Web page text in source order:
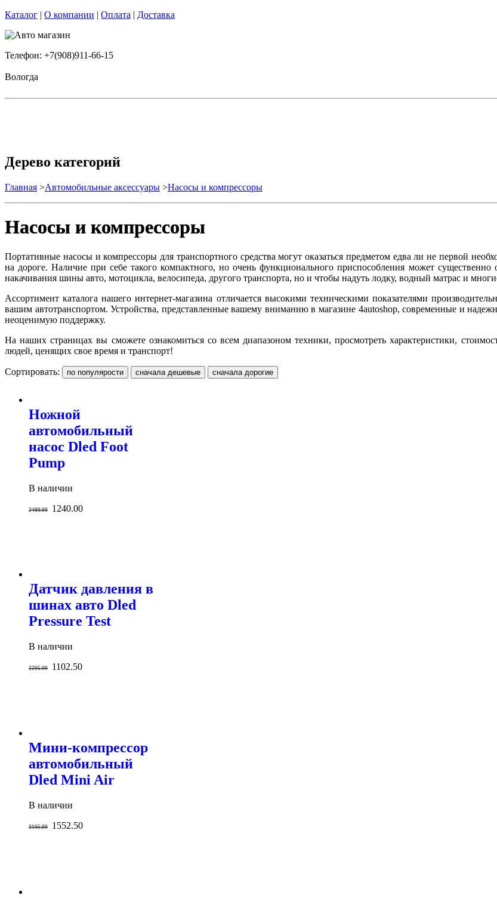
Каталог | О компании | Оплата | Доставка
Телефон: +7(908)911-66-15
Вологда
Дерево категорий
Главная >Автомобильные аксессуары >Насосы и компрессоры
Насосы и компрессоры
Портативные насосы и компрессоры для транспортного средства могут оказаться предметом едва ли не первой
на дороге. Наличие при себе такого компактного, но очень функционального приспособления может существенно
накачивания шины авто, мотоцикла, велосипеда, другого транспорта, но и чтобы надуть лодку, водный матрас и
Ассортимент каталога нашего интернет-магазина отличается высокими техническими показателями
вашим автотранспортом. Устройства, представленные вашему вниманию в магазине 4autoshop, современные и
неоценимую поддержку.
На наших страницах вы сможете ознакомиться со всем диапазоном техники, просмотреть характеристики,
людей, ценящих свое время и транспорт!
Сортировать:
Ножной
автомобильный
насос Dled Foot
Pump
В наличии
2480.00 1240.00
Датчик давления в
шинах авто Dled
Pressure Test
В наличии
2205.00 1102.50
Мини-компрессор
автомобильный
Dled Mini Air
В наличии
3105.00 1552.50